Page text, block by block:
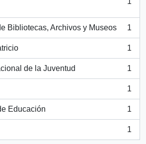
Bibliotecas, Archivos y Museos 1
1
de la Juventud 1
1
Educación 1
1